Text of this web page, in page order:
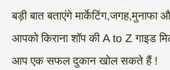
बड़ी बात बताएंगे
आपको किराना शॉप की A to Z गाइड
आप एक सफल दुकान खोल सकते हैं !